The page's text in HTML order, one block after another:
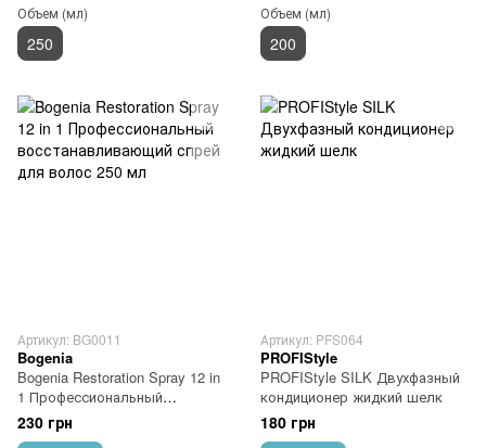
Объем (мл)
250
Объем (мл)
200
Артикул: BG0011
Bogenia
Bogenia Restoration Spray 12 in
1 Профессиональный
восстанавливающий спрей
для волос 250 мл
230 грн
Артикул: PFS064
PROFIStyle
PROFIStyle SILK Двухфазный
кондиционер жидкий шелк
180 грн